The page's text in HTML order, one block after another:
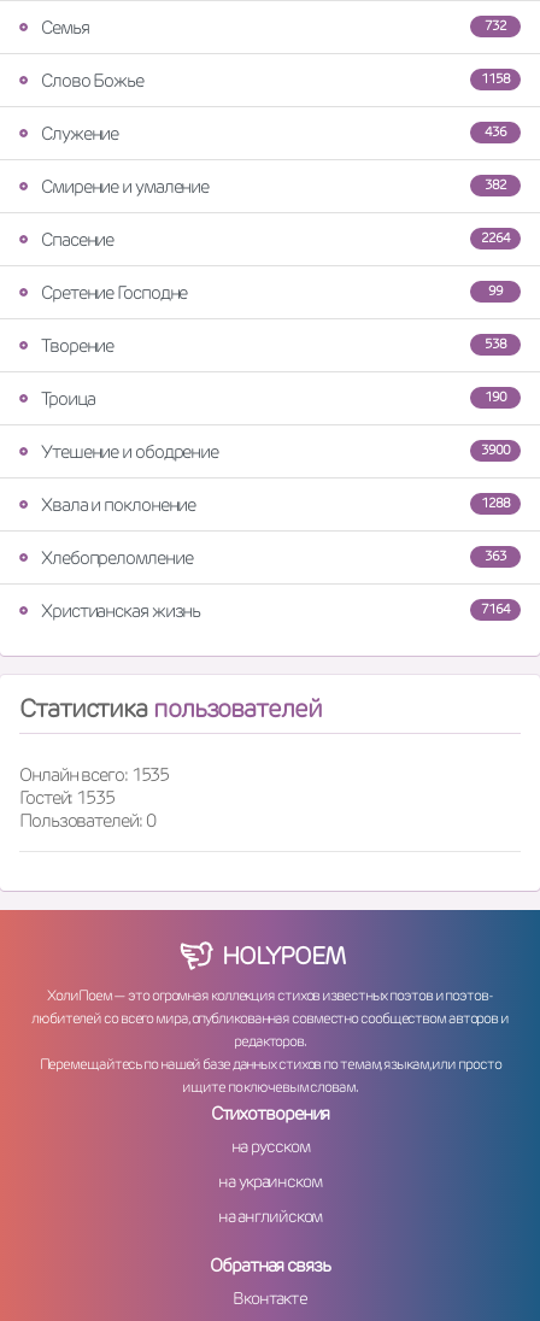
732
Семья
1158
Слово Божье
436
Служение
382
Смирение и умаление
2264
Спасение
99
Сретение Господне
538
Творение
190
Троица
3900
Утешение и ободрение
1288
Хвала и поклонение
363
Хлебопреломление
7164
Христианская жизнь
Статистика пользователей
Онлайн всего: 1535
Гостей: 1535
Пользователей: 0
HOLYPOEM
ХолиПоем — это огромная коллекция стихов известных поэтов и поэтов-
любителей со всего мира, опубликованная совместно сообществом авторов и
редакторов.
Перемещайтесь по нашей базе данных стихов по темам, языкам, или просто
ищите по ключевым словам.
Стихотворения
на русском
на украинском
на английском
Обратная связь
Вконтакте